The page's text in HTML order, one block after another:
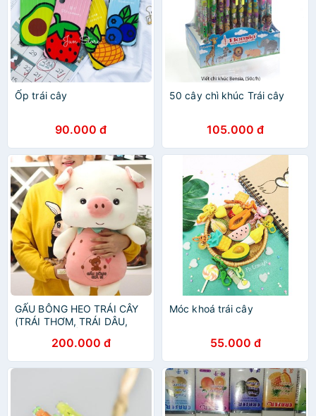
Ốp trái cây
90.000 đ
50 cây chì khúc Trái cây
105.000 đ
GẤU BÔNG HEO TRÁI CÂY
(TRÁI THƠM, TRÁI DÂU,
200.000 đ
Móc khoá trái cây
55.000 đ